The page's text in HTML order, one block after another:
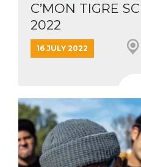
C’MON TIGRE
2022
16 JULY 2022